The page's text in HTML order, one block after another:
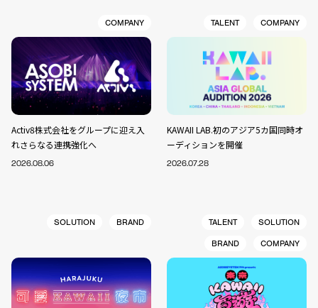
COMPANY
Activ8株式会社をグループに迎え入
れさらなる連携強化へ
2026.08.06
TALENT COMPANY
KAWAII LAB.初のアジア5カ国同時オ
ーディションを開催
2026.07.28
SOLUTION BRAND TALENT
SOLUTION
BRAND
COMPANY